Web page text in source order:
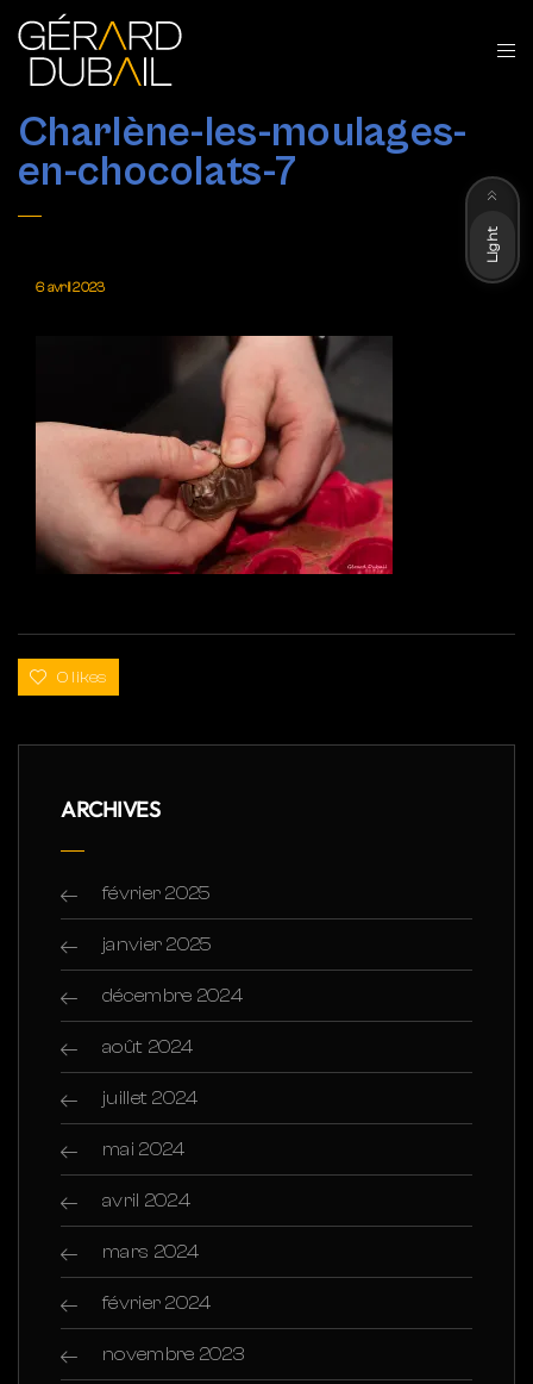
Charlène-les-moulages-
en-chocolats-7
6 avril 2023
0 likes
ARCHIVES
février 2025
janvier 2025
décembre 2024
août 2024
juillet 2024
mai 2024
avril 2024
mars 2024
février 2024
novembre 2023
Light
Dark